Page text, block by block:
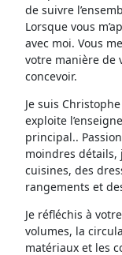
de suivre
Lorsque vous
avec moi. Vous
votre manière de
concevoir.
Je suis
exploite
principal..
moindres détails,
cuisines, des
rangements et
Je réfléchis à
volumes, la
matériaux et les